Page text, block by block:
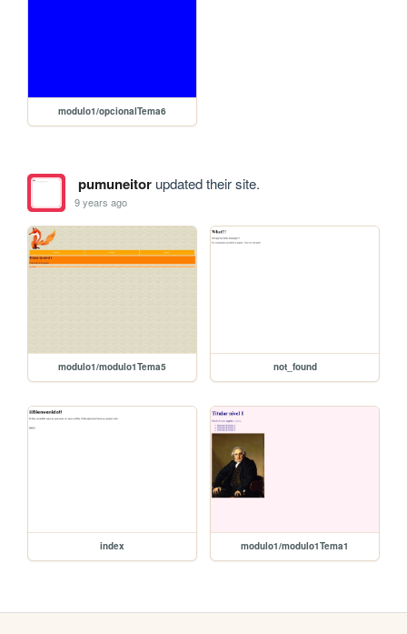
modulo1/opcionalTema6
pumuneitorupdated their site.
9 years ago
modulo1/modulo1Tema5 not_found
index modulo1/modulo1Tema1